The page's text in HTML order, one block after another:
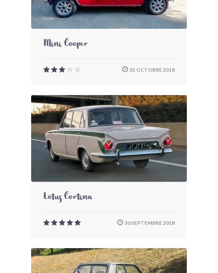
Mini Cooper
01 OCTOBRE 2018
Lotus Cortina
30 SEPTEMBRE 2018